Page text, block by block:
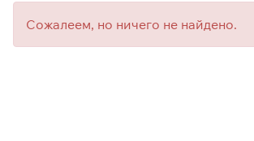
Сожалеем, но ничего не найдено.